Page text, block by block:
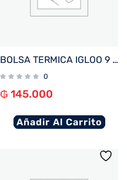
BOLSA TERMICA IGLOO 9 LATAS KIDS SQUARE LUNCH ROSA 64301
0
₲ 145.000
Añadir Al Carrito